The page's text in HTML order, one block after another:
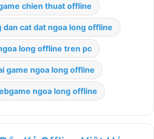
chien thuat offline
dan cat dat ngoa long offline
long offline tren pc
game ngoa long offline
ngoa long offline